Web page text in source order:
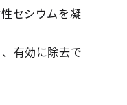
セシウムを凝
有効に除去で